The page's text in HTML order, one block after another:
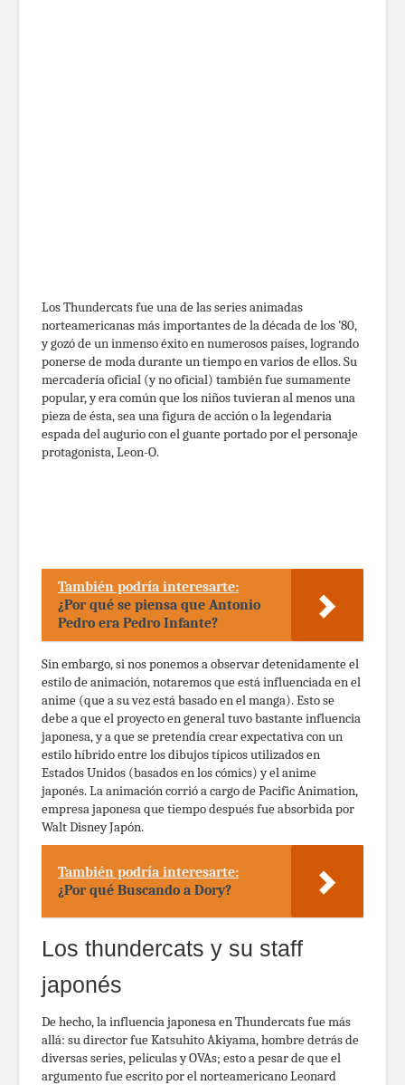
Los Thundercats fue una de las series animadas
norteamericanas más importantes de la década de los ’80,
y gozó de un inmenso éxito en numerosos países, logrando
ponerse de moda durante un tiempo en varios de ellos. Su
mercadería oficial (y no oficial) también fue sumamente
popular, y era común que los niños tuvieran al menos una
pieza de ésta, sea una figura de acción o la legendaria
espada del augurio con el guante portado por el personaje
protagonista, Leon-O.
También podría interesarte:
¿Por qué se piensa que Antonio
Pedro era Pedro Infante?
Sin embargo, si nos ponemos a observar detenidamente el
estilo de animación, notaremos que está influenciada en el
anime (que a su vez está basado en el manga). Esto se
debe a que el proyecto en general tuvo bastante influencia
japonesa, y a que se pretendía crear expectativa con un
estilo híbrido entre los dibujos típicos utilizados en
Estados Unidos (basados en los cómics) y el anime
japonés. La animación corrió a cargo de Pacific Animation,
empresa japonesa que tiempo después fue absorbida por
Walt Disney Japón.
También podría interesarte:
¿Por qué Buscando a Dory?
Los thundercats y su staff
japonés
De hecho, la influencia japonesa en Thundercats fue más
allá: su director fue Katsuhito Akiyama, hombre detrás de
diversas series, películas y OVAs; esto a pesar de que el
argumento fue escrito por el norteamericano Leonard